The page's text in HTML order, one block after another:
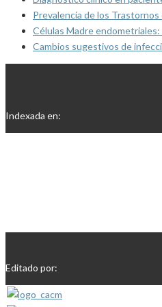
Prevalencia de los
Células Madre
Cambios sugestivos de
Indexada en:
Editado por: